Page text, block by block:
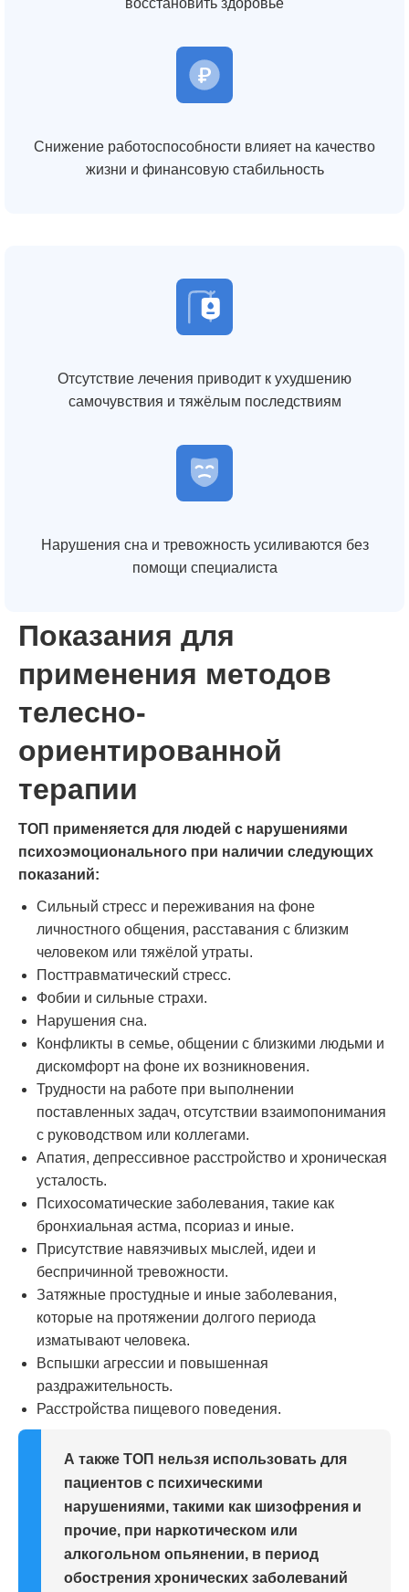
Снижение работоспособности влияет на качество
жизни и финансовую стабильность
Отсутствие лечения приводит к ухудшению
самочувствия и тяжёлым последствиям
Нарушения сна и тревожность усиливаются без
помощи специалиста
Показания для
применения методов
телесно-
ориентированной
терапии
ТОП применяется для людей с нарушениями
психоэмоционального при наличии следующих
показаний:
Сильный стресс и переживания на фоне
личностного общения, расставания с близким
человеком или тяжёлой утраты.
Посттравматический стресс.
Фобии и сильные страхи.
Нарушения сна.
Конфликты в семье, общении с близкими людьми и
дискомфорт на фоне их возникновения.
Трудности на работе при выполнении
поставленных задач, отсутствии взаимопонимания
с руководством или коллегами.
Апатия, депрессивное расстройство и хроническая
усталость.
Психосоматические заболевания, такие как
бронхиальная астма, псориаз и иные.
Присутствие навязчивых мыслей, идеи и
беспричинной тревожности.
Затяжные простудные и иные заболевания,
которые на протяжении долгого периода
изматывают человека.
Вспышки агрессии и повышенная
раздражительность.
Расстройства пищевого поведения.
А также ТОП нельзя использовать для
пациентов с психическими
нарушениями, такими как шизофрения и
прочие, при наркотическом или
алкогольном опьянении, в период
обострения хронических заболеваний